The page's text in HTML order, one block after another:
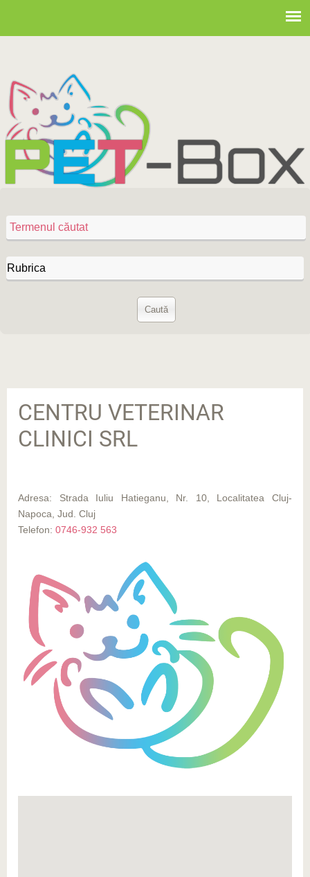
CENTRU VETERINAR
CLINICI SRL
Adresa: Strada Iuliu Hatieganu, Nr. 10, Localitatea Cluj-
Napoca, Jud. Cluj
Telefon: 0746-932 563